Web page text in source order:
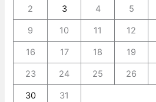
2 3 4 5
9 10 11 12
16 17 18 19
23 24 25 26
30 31